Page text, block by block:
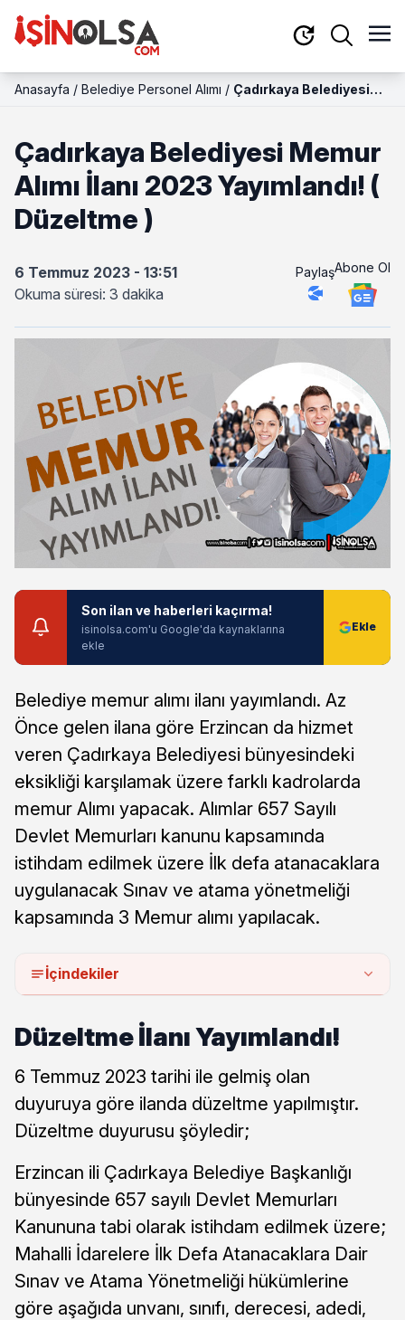
Anasayfa / Belediye Personel Alımı / Çadırkaya Belediyesi
Çadırkaya Belediyesi Memur
Alımı İlanı 2023 Yayımlandı! (
Düzeltme )
6 Temmuz 2023 - 13:51
Okuma süresi: 3 dakika
PaylaşAbone Ol
Son ilan ve haberleri kaçırma!
isinolsa.com'u Google'da kaynaklarına
ekle
Belediye memur alımı ilanı yayımlandı. Az
Önce gelen ilana göre Erzincan da hizmet
veren Çadırkaya Belediyesi bünyesindeki
eksikliği karşılamak üzere farklı kadrolarda
memur Alımı yapacak. Alımlar 657 Sayılı
Devlet Memurları kanunu kapsamında
istihdam edilmek üzere İlk defa atanacaklara
uygulanacak Sınav ve atama yönetmeliği
kapsamında 3 Memur alımı yapılacak.
İçindekiler
Düzeltme İlanı Yayımlandı!
6 Temmuz 2023 tarihi ile gelmiş olan
duyuruya göre ilanda düzeltme yapılmıştır.
Düzeltme duyurusu şöyledir;
Erzincan ili Çadırkaya Belediye Başkanlığı
bünyesinde 657 sayılı Devlet Memurları
Kanununa tabi olarak istihdam edilmek üzere;
Mahalli İdarelere İlk Defa Atanacaklara Dair
Sınav ve Atama Yönetmeliği hükümlerine
göre aşağıda unvanı, sınıfı, derecesi, adedi,